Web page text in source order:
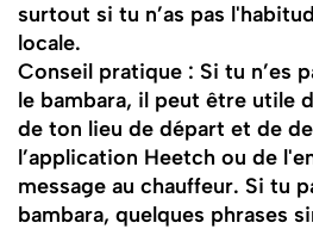
surtout si tu n’as pas
locale.
Conseil pratique : Si tu n’es
le bambara, il peut être utile
de ton lieu de départ et de
l’application Heetch ou de
message au chauffeur. Si tu
bambara, quelques phrases